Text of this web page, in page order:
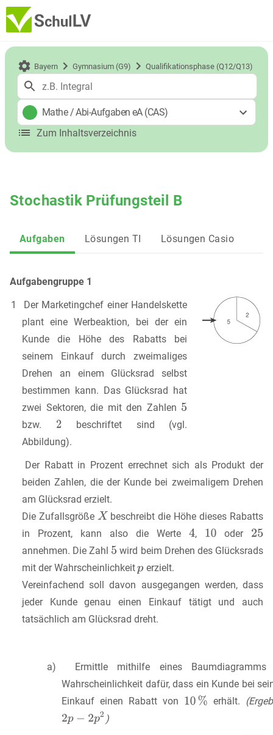
Bayern Gymnasium (G9) Qualifikationsphase (Q12/Q13)
Mathe/Abi-Aufgaben eA (CAS)
Zum Inhaltsverzeichnis
Stochastik Prüfungsteil B
Aufgaben Lösungen TI Lösungen Casio
Aufgabengruppe 1
1 Der Marketingchef einer Handelskette
plant eine Werbeaktion, bei der ein
Kunde die Höhe des Rabatts bei
seinem Einkauf durch zweimaliges
Drehen an einem Glücksrad selbst
bestimmen kann. Das Glücksrad hat
zwei Sektoren, die mit den Zahlen
bzw.
beschriftet sind (vgl.
Abbildung).
Der Rabatt in Prozent errechnet sich als Produkt der
beiden Zahlen, die der Kunde bei zweimaligem Drehen
am Glücksrad erzielt.
Die Zufallsgröße
beschreibt die Höhe dieses Rabatts
in Prozent, kann also die Werte
,
oder
annehmen. Die Zahl
wird beim Drehen des Glücksrads
mit der Wahrscheinlichkeit
erzielt.
Vereinfachend soll davon ausgegangen werden, dass
jeder Kunde genau einen Einkauf tätigt und auch
tatsächlich am Glücksrad dreht.
a) Ermittle mithilfe eines Baumdiagramms
Wahrscheinlichkeit dafür, dass ein Kunde bei
Einkauf einen Rabatt von
erhält.
)